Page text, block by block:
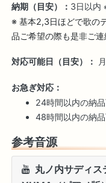
納期（目安）： 3日以内
※ 基本2,3日ほどで歌の
品ご希望の際も是非ご
対応可能日（目安）： 月
お急ぎ対応：
24時間以内の納
48時間以内の納
参考音源
丸ノ内サディ